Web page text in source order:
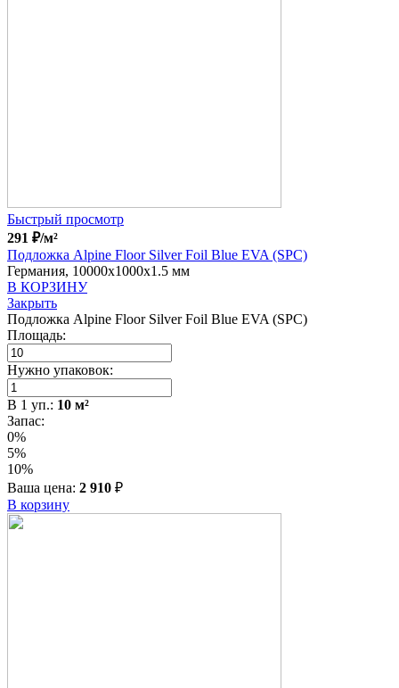
Быстрый просмотр
291 ₽/м²
Подложка Alpine Floor Silver Foil Blue EVA (SPC)
Германия, 10000x1000x1.5 мм
В КОРЗИНУ
Закрыть
Подложка Alpine Floor Silver Foil Blue EVA (SPC)
Площадь:
Нужно упаковок:
В 1 уп.: 10 м²
Запас:
0%
5%
10%
Ваша цена: 2 910 ₽
В корзину